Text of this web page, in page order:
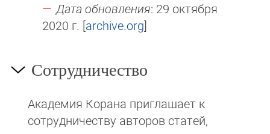
Дата обновления: 29 октября
2020 г. [archive.org]
Сотрудничество
Академия Корана при­гла­ша­ет к
сотруд­ни­чест­ву авторов статей,